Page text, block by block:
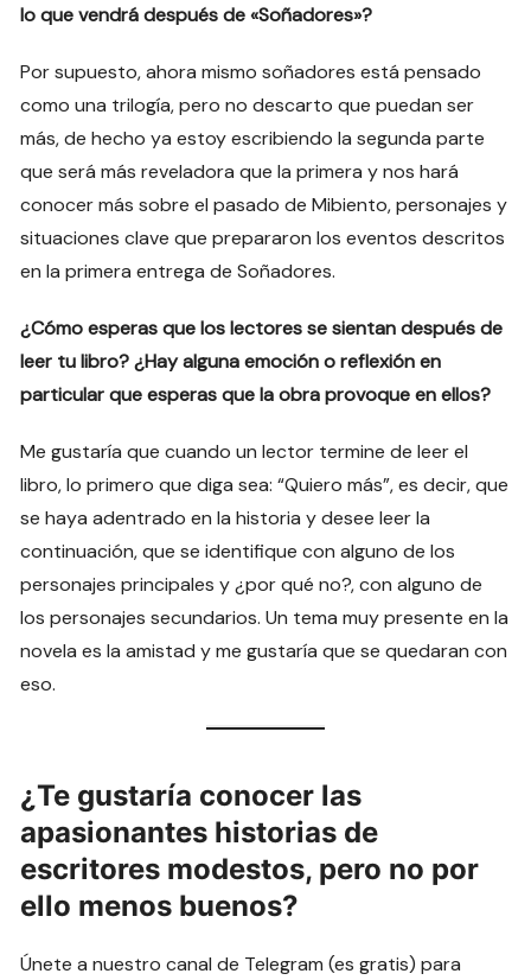
lo que vendrá después de «Soñadores»?
Por supuesto, ahora mismo soñadores está pensado
como una trilogía, pero no descarto que puedan ser
más, de hecho ya estoy escribiendo la segunda parte
que será más reveladora que la primera y nos hará
conocer más sobre el pasado de Mibiento, personajes y
situaciones clave que prepararon los eventos descritos
en la primera entrega de Soñadores.
¿Cómo esperas que los lectores se sientan después de
leer tu libro? ¿Hay alguna emoción o reflexión en
particular que esperas que la obra provoque en ellos?
Me gustaría que cuando un lector termine de leer el
libro, lo primero que diga sea: “Quiero más”, es decir, que
se haya adentrado en la historia y desee leer la
continuación, que se identifique con alguno de los
personajes principales y ¿por qué no?, con alguno de
los personajes secundarios. Un tema muy presente en la
novela es la amistad y me gustaría que se quedaran con
eso.
¿Te gustaría conocer las
apasionantes historias de
escritores modestos, pero no por
ello menos buenos?
Únete a nuestro canal de Telegram (es gratis) para